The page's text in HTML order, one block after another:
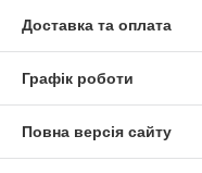
Доставка та оплата
Графік роботи
Повна версія сайту